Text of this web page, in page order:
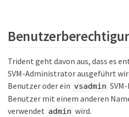
Trident geht davon aus, dass es
SVM-Administrator ausgeführt
Benutzer oder ein vsadmin
Benutzer mit einem anderen
verwendet admin wird.